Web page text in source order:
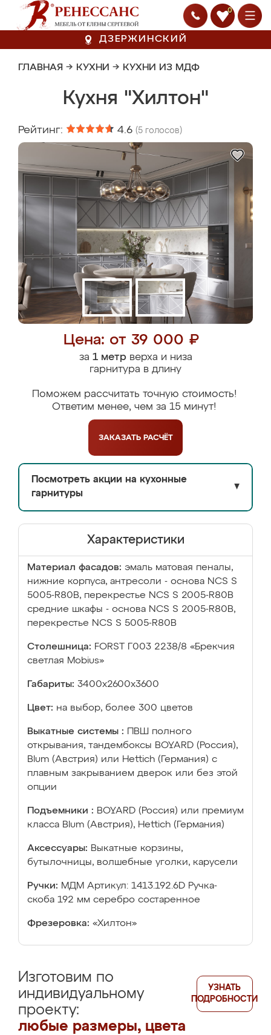
0
ДЗЕРЖИНСКИЙ
ГЛАВНАЯ → КУХНИ → КУХНИ ИЗ МДФ
Кухня "Хилтон"
Рейтинг: 4.6 (5 голосов)
Цена: от 39 000 ₽
за 1 метрверха и низа
гарнитура в длину
Поможем рассчитать точную стоимость!
Ответим менее, чем за 15 минут!
ЗАКАЗАТЬ РАСЧЁТ
Посмотреть акции на кухонные
гарнитуры
▼
Характеристики
Материал фасадов: эмаль матовая пеналы,
нижние корпуса, антресоли - основа NCS S
5005-R80B, перекрестье NCS S 2005-R80B
средние шкафы - основа NCS S 2005-R80B,
перекрестье NCS S 5005-R80B
Столешница: FORST Г003 2238/8 «Брекчия
светлая Mobius»
Габариты: 3400х2600х3600
Цвет: на выбор, более 300 цветов
Выкатные системы :
ПВШ полного
открывания, тандембоксы BOYARD (Россия),
Blum (Австрия) или Hettich (Германия) с
плавным закрыванием дверок или без этой
опции
Подъемники : BOYARD (Россия) или премиум
класса Blum (Австрия), Hettich (Германия)
Аксессуары: Выкатные корзины,
бутылочницы, волшебные уголки, карусели
Ручки: МДМ Артикул: 1413.192.6D Ручка-
скоба 192 мм серебро состаренное
Фрезеровка: «Хилтон»
Изготовим по
индивидуальному
проекту:
любые размеры, цвета
УЗНАТЬ
ПОДРОБНОСТИ